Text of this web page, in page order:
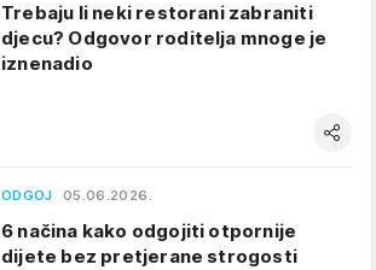
Trebaju li neki restorani zabraniti
djecu? Odgovor roditelja mnoge je
iznenadio
ODGOJ 05.06.2026.
6 načina kako odgojiti otpornije
dijete bez pretjerane strogosti